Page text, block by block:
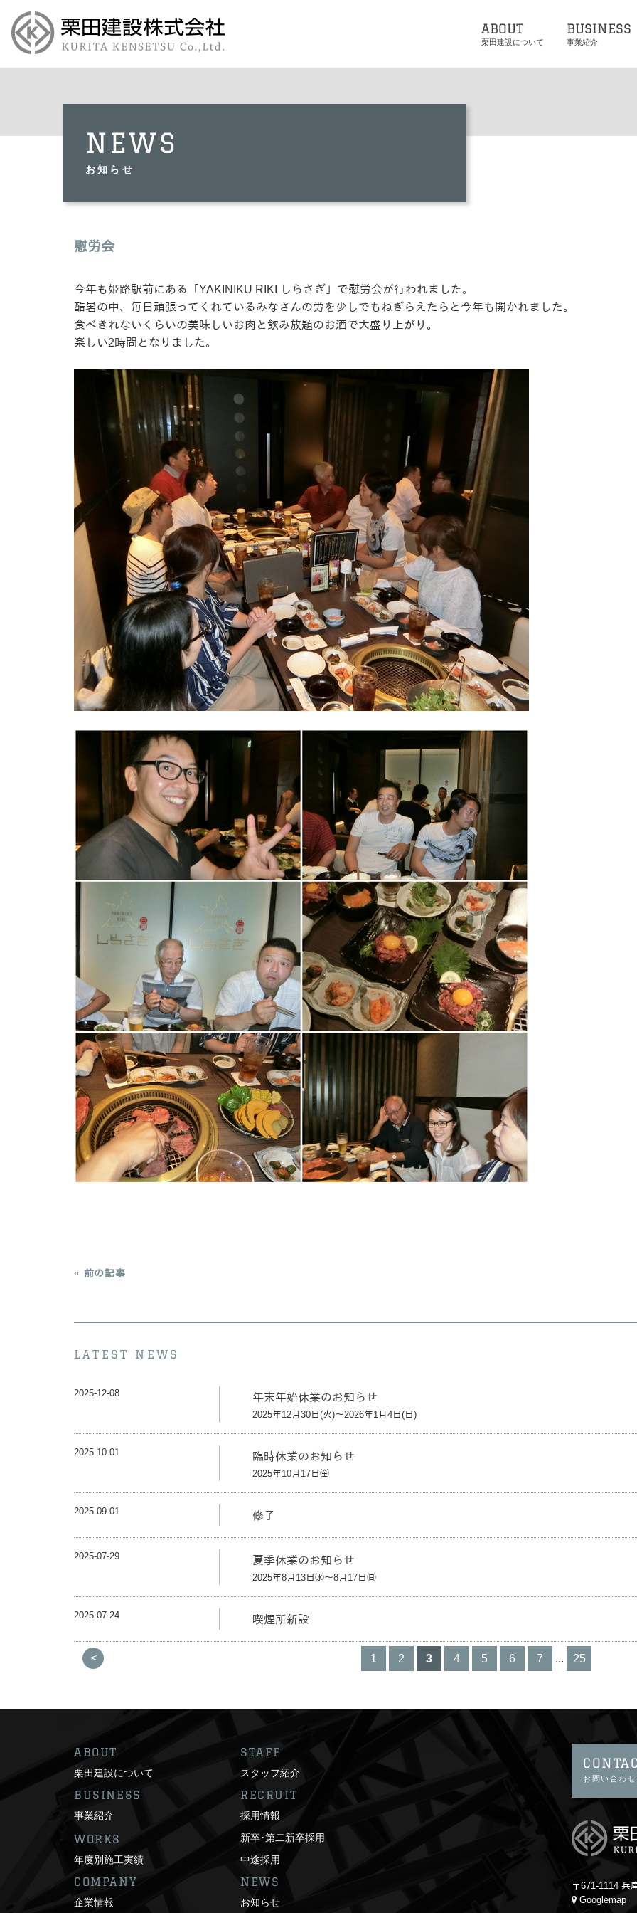
ABOUT
栗田建設について
BUSINESS
事業紹介
NEWS
お知らせ
慰労会
今年も姫路駅前にある「YAKINIKU RIKI しらさぎ」で慰労会が行われました。
酷暑の中、毎日頑張ってくれているみなさんの労を少しでもねぎらえたらと今年も開かれました。
食べきれないくらいの美味しいお肉と飲み放題のお酒で大盛り上がり。
楽しい2時間となりました。
« 前の記事
LATEST NEWS
2025-12-08 年末年始休業のお知らせ
2025年12月30日(火)～2026年1月4日(日)
2025-10-01 臨時休業のお知らせ
2025年10月17日㈮
2025-09-01 修了
2025-07-29 夏季休業のお知らせ
2025年8月13日㈬～8月17日㈰
2025-07-24 喫煙所新設
< 1 2 3 4 5 6 7 ... 25
ABOUT STAFF
栗田建設について スタッフ紹介
BUSINESS RECRUIT
事業紹介 採用情報
WORKS
新卒･第二新卒採用
年度別施工実績
中途採用
COMPANY NEWS
企業情報 お知らせ
お問い合わせ
〒671-1114 兵
Googlemap